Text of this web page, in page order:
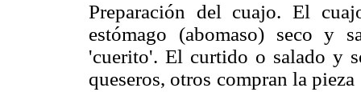
Preparación del cuajo. El
estómago (abomaso) seco y
'cuerito'. El curtido o salado y
queseros, otros compran la